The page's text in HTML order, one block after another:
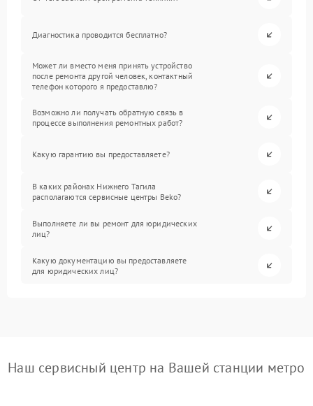
Диагностика проводится бесплатно?
Может ли вместо меня принять устройство
после ремонта другой человек, контактный
телефон которого я предоставлю?
Возможно ли получать обратную связь в
процессе выполнения ремонтных работ?
Какую гарантию вы предоставляете?
В каких районах Нижнего Тагила
располагаются сервисные центры Beko?
Выполняете ли вы ремонт для юридических
лиц?
Какую документацию вы предоставляете
для юридических лиц?
Наш сервисный центр на Вашей станции метро